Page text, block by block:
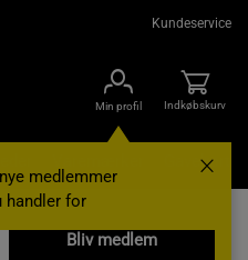
Kundeservice
Min profil
medlemmer
handler for
Bliv medlem
Indkøbskurv
Gavekort